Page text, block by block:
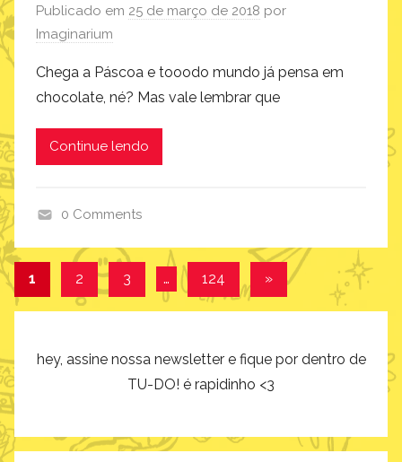
n
a
i
u
m
s
i
a
ã
i
Publicado em 25 de março de 2018 por
Imaginarium
Chega a Páscoa e tooodo mundo já pensa em
chocolate, né? Mas vale lembrar que
Continue lendo
m
g
n
u
0 Comments
Navegação
por
1 2 3 … 124
Post
»
hey, assine nossa newsletter e fique por dentro de
TU-DO! é rapidinho <3